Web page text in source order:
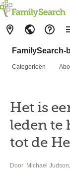
FamilySearch-
Categorieën
Het is
leden te
tot de
Door Michael Judson